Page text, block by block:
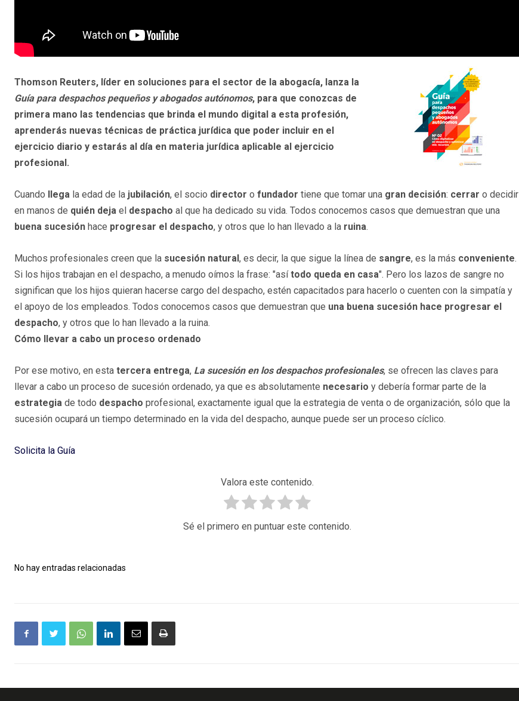
Thomson Reuters, líder en soluciones para el sector de la abogacía, lanza la
Guía para despachos pequeños y abogados autónomos, para que conozcas de
primera mano las tendencias que brinda el mundo digital a esta profesión,
aprenderás nuevas técnicas de práctica jurídica que poder incluir en el
ejercicio diario y estarás al día en materia jurídica aplicable al ejercicio
profesional.
Cuando llega la edad de la jubilación, el socio director o fundador tiene que tomar una gran decisión: cerrar o decidir
en manos de quién deja el despacho al que ha dedicado su vida. Todos conocemos casos que demuestran que una
buena sucesión hace progresar el despacho, y otros que lo han llevado a la ruina.
Muchos profesionales creen que la sucesión natural , es decir, la que sigue la línea de sangre, es la más conveniente.
Si los hijos trabajan en el despacho, a menudo oímos la frase: "asítodo queda en casa". Pero los lazos de sangre no
significan que los hijos quieran hacerse cargo del despacho, estén capacitados para hacerlo o cuenten con la simpatía y
el apoyo de los empleados. Todos conocemos casos que demuestran que una buena sucesión hace progresar el
despacho, y otros que lo han llevado a la ruina.
Cómo llevar a cabo un proceso ordenado
Por ese motivo, en esta tercera entrega, La sucesión en los despachos profesionales, se ofrecen las claves para
llevar a cabo un proceso de sucesión ordenado, ya que es absolutamente necesario y debería formar parte de la
estrategia de todo despacho profesional, exactamente igual que la estrategia de venta o de organización, sólo que la
sucesión ocupará un tiempo determinado en la vida del despacho, aunque puede ser un proceso cíclico.
Solicita la Guía
Valora este contenido.
Sé el primero en puntuar este contenido.
No hay entradas relacionadas